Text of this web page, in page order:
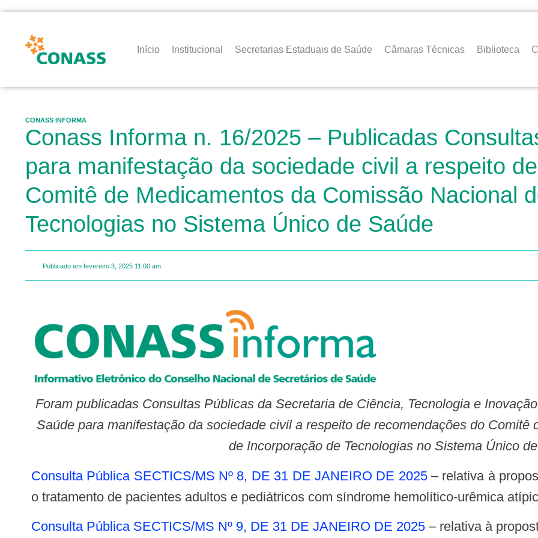
Início Institucional Secretarias Estaduais de Saúde Câmaras Técnicas Biblioteca
CONASS INFORMA
Conass Informa n. 16/2025 – Publicadas
para manifestação da sociedade civil a respeito
Comitê de Medicamentos da Comissão Nacional
Tecnologias no Sistema Único de Saúde
Publicado em fevereiro 3, 2025 11:00 am
Foram publicadas Consultas Públicas da Secretaria de Ciência, Tecnologia e
Saúde para manifestação da sociedade civil a respeito de recomendações do
de Incorporação de Tecnologias no Sistema Único
Consulta Pública SECTICS/MS Nº 8, DE 31 DE JANEIRO DE 2025– relativa à
o tratamento de pacientes adultos e pediátricos com síndrome hemolítico-urêmica
Consulta Pública SECTICS/MS Nº 9, DE 31 DE JANEIRO DE 2025 – relativa à